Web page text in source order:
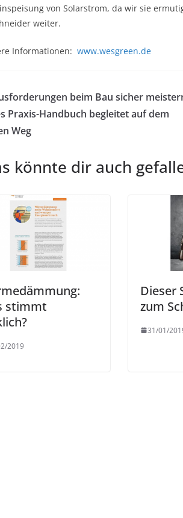
von Solarstrom, da wir sie
weiter.
Informationen: www.wesgreen.de
beim Bau sicher
Praxis-Handbuch begleitet auf dem
Weg
könnte dir auch
stimmt
2019
Dieser
zum
31/01/